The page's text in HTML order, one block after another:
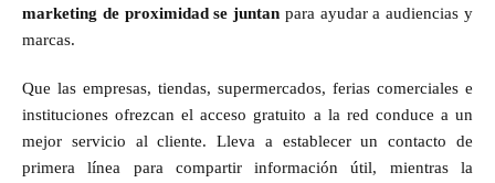
marketing de proximidad se juntan para ayudar a audiencias y
marcas.
Que las empresas, tiendas, supermercados, ferias comerciales e
instituciones ofrezcan el acceso gratuito a la red conduce a un
mejor servicio al cliente. Lleva a establecer un contacto de
primera línea para compartir información útil, mientras la